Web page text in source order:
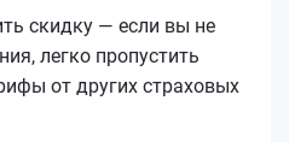
скидку — если вы не
легко пропустить
от других страховых